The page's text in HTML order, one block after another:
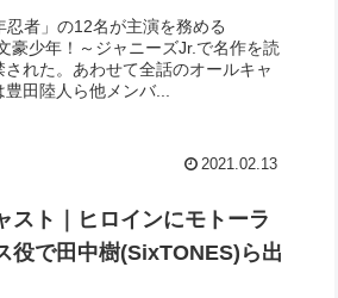
者」の12名が主演を務める
豪少年！～ジャニーズJr.で名作を読
れた。あわせて全話のオールキャ
田陸人ら他メンバ...
2021.02.13
スト｜ヒロインにモトーラ
役で田中樹(SixTONES)ら出